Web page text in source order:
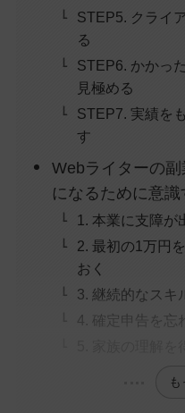
STEP5. クライ
る
STEP6. かかっ
見極める
STEP7. 実績を
す
Webライターの
になるために意
1. 本業に支障が
2. 最初の1万円
おく
3. 継続的なスキ
4. 確定申告を忘